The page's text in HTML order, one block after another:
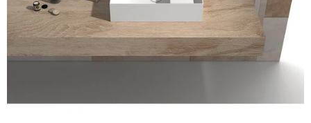
ロートアイアン 天然石・石材
メンテナンス・ 新商品
お役立ち情報 住まいのスタイリング
アイデア
ミラタップチャンネル